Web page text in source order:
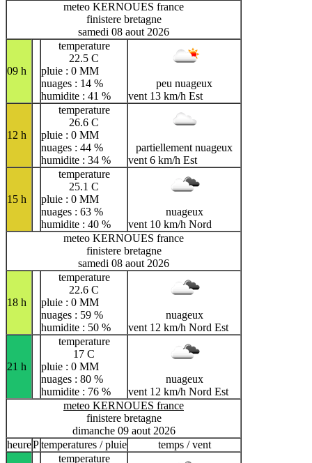
meteo KERNOUES france
finistere bretagne
samedi 08 aout 2026
09 h
temperature
22.5 C
pluie : 0 MM
nuages : 14 %
humidite : 41 %
peu nuageux
vent 13 km/h Est
12 h
temperature
26.6 C
pluie : 0 MM
nuages : 44 %
humidite : 34 %
partiellement nuageux
vent 6 km/h Est
15 h
temperature
25.1 C
pluie : 0 MM
nuages : 63 %
humidite : 40 %
nuageux
vent 10 km/h Nord
meteo KERNOUES france
finistere bretagne
samedi 08 aout 2026
18 h
temperature
22.6 C
pluie : 0 MM
nuages : 59 %
humidite : 50 %
nuageux
vent 12 km/h Nord Est
21 h
temperature
17 C
pluie : 0 MM
nuages : 80 %
humidite : 76 %
nuageux
vent 12 km/h Nord Est
meteo KERNOUES france
finistere bretagne
dimanche 09 aout 2026
heurePtemperatures / pluie
temps / vent
temperature